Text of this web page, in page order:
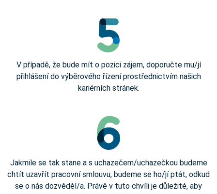
V případě, že bude mít o pozici zájem, doporučte mu/jí
přihlášení do výběrového řízení prostřednictvím našich
kariérních stránek.
Jakmile se tak stane a s uchazečem/uchazečkou budeme
chtít uzavřít pracovní smlouvu, budeme se ho/jí ptát, odkud
se o nás dozvěděl/a. Právě v tuto chvíli je důležité, aby